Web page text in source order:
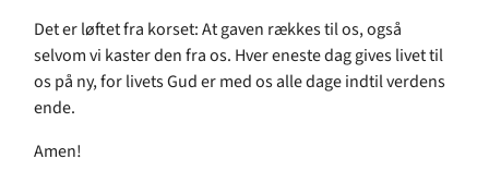
Det er løftet fra korset: At gaven rækkes til os, også
selvom vi kaster den fra os. Hver eneste dag gives livet til
os på ny, for livets Gud er med os alle dage indtil verdens
ende.
Amen!